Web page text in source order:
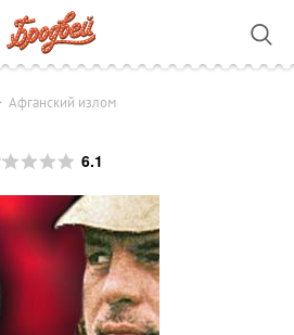
Афганский излом
6.1